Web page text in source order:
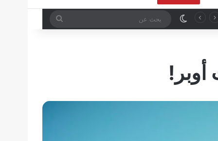
الوضع المظلم
بحث
أوبر!